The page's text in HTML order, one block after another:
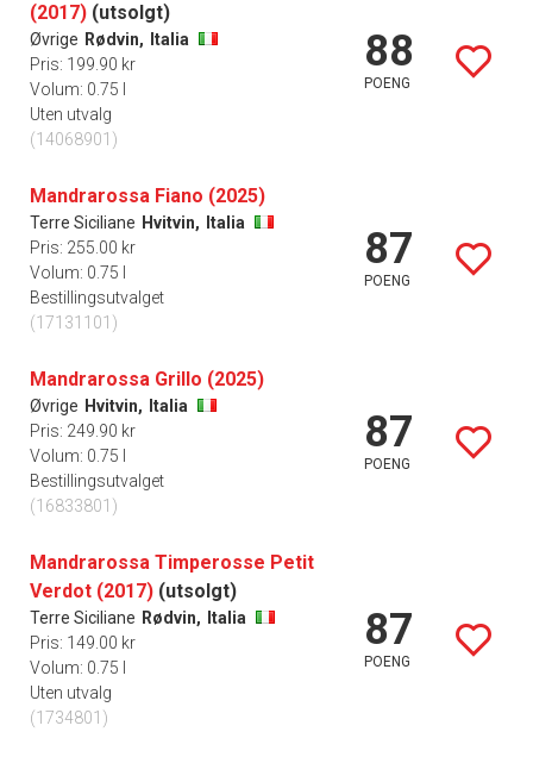
(2017) (utsolgt)
Øvrige Rødvin,
Italia
Pris: 199.90 kr
Volum: 0.75 l
Uten utvalg
(14068901)
88
POENG
Mandrarossa Fiano (2025)
Terre Siciliane Hvitvin,
Italia
Pris: 255.00 kr
Volum: 0.75 l
Bestillingsutvalget
(17131101)
87
POENG
Mandrarossa Grillo (2025)
Øvrige Hvitvin,
Italia
Pris: 249.90 kr
Volum: 0.75 l
Bestillingsutvalget
(16833801)
87
POENG
Mandrarossa Timperosse Petit
Verdot (2017) (utsolgt)
Terre Siciliane Rødvin,
Italia
Pris: 149.00 kr
Volum: 0.75 l
Uten utvalg
(1734801)
87
POENG